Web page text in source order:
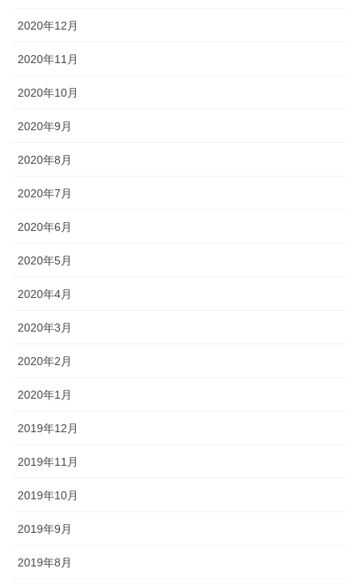
2020年12月
2020年11月
2020年10月
2020年9月
2020年8月
2020年7月
2020年6月
2020年5月
2020年4月
2020年3月
2020年2月
2020年1月
2019年12月
2019年11月
2019年10月
2019年9月
2019年8月